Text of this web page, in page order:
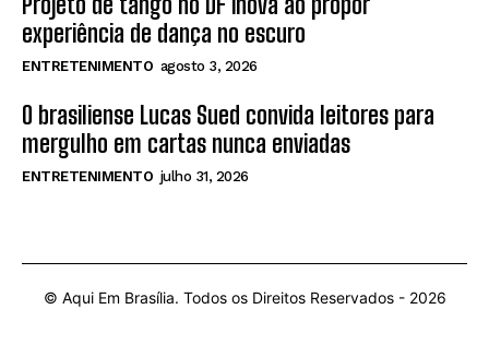
experiência de dança no escuro
ENTRETENIMENTO agosto 3, 2026
O brasiliense Lucas Sued convida leitores para
mergulho em cartas nunca enviadas
ENTRETENIMENTO julho 31, 2026
© Aqui Em Brasília. Todos os Direitos Reservados - 2026